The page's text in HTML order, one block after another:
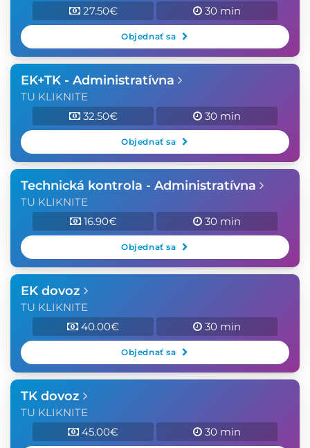
27.50€
30 min
Objednať sa
EK+TK - Administratívna
TU KLIKNITE
32.50€
30 min
Objednať sa
Technická kontrola - Administratívna
TU KLIKNITE
16.90€
30 min
Objednať sa
EK dovoz
TU KLIKNITE
40.00€
30 min
Objednať sa
TK dovoz
TU KLIKNITE
45.00€
30 min